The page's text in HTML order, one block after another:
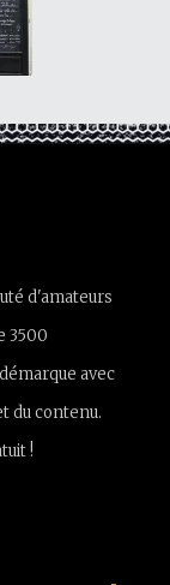
d'amateurs
3500
avec
du contenu.
!